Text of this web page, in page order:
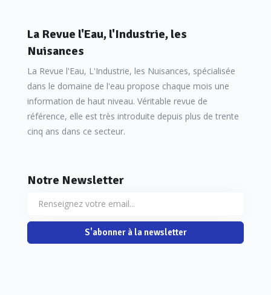
La Revue l'Eau, l'Industrie, les
Nuisances
La Revue l'Eau, L'Industrie, les Nuisances, spécialisée
dans le domaine de l'eau propose chaque mois une
information de haut niveau. Véritable revue de
référence, elle est très introduite depuis plus de trente
cinq ans dans ce secteur.
Notre Newsletter
S'abonner à la newsletter